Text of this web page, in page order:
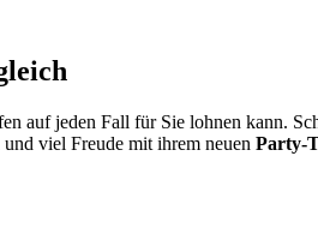
auf jeden Fall für Sie lohnen kann.
viel Freude mit ihrem neuen Party-